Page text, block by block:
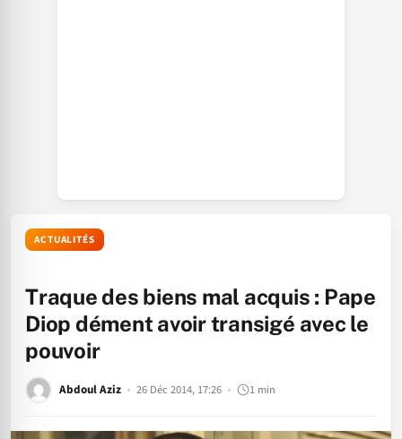
ACTUALITÉS
Traque des biens mal acquis : Pape
Diop dément avoir transigé avec le
pouvoir
Abdoul Aziz 26 Déc 2014, 17:26 1 min